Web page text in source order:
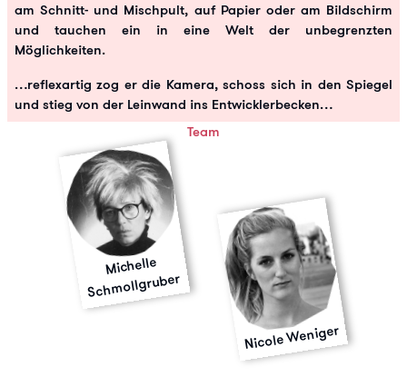
am Schnitt- und Mischpult, auf Papier oder am Bildschirm
und tauchen ein in eine Welt der unbegrenzten
Möglichkeiten.
…reflexartig zog er die Kamera, schoss sich in den Spiegel
und stieg von der Leinwand ins Entwicklerbecken…
Team
Michelle
Sch
mollgruber
Nicole Weniger